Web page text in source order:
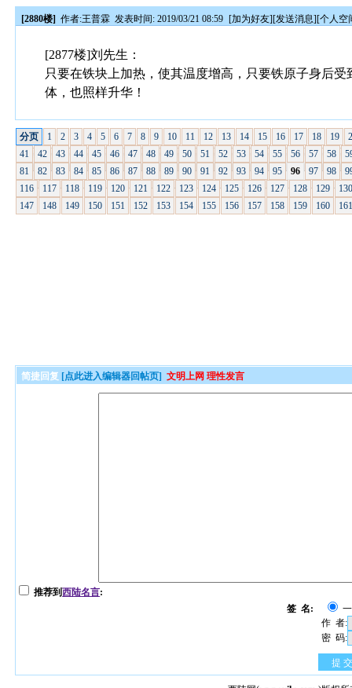
[2880楼] 作者:王普霖 发表时间: 2019/03/21 08:59 [加为好友][发送消息][个人空
[2877楼]刘先生：
只要在铁块上加热，使其温度增高，只要铁原子身后
体，也照样升华！
分页 1 2 3 4 5 6 7 8 9 10 11 12 13 14 15 16 17 18 19
41
42 43 44 45 46 47 48 49 50 51 52 53 54 55 56 57 58
81
82 83 84 85 86 87 88 89 90 91 92 93 94 95 96 97 98
116
117 118 119 120 121 122 123 124 125 126 127 128 129
147
148 149 150 151 152 153 154 155 156 157 158 159 160
简捷回复 [点此进入编辑器回帖页] 文明上网 理性发言
推荐到西陆名言:
签 名:
作 者:
密 码:
提 交